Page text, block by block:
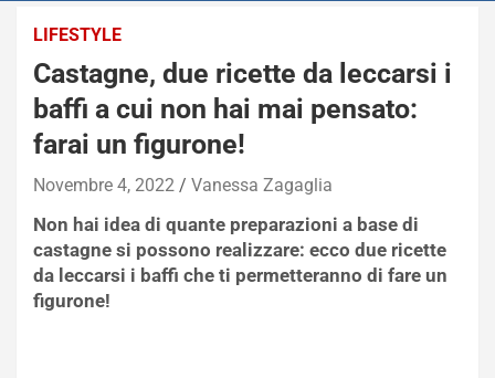
LIFESTYLE
Castagne, due ricette da leccarsi i
baffi a cui non hai mai pensato:
farai un figurone!
Novembre 4, 2022 Vanessa Zagaglia
Non hai idea di quante preparazioni a base di
castagne si possono realizzare: ecco due ricette
da leccarsi i baffi che ti permetteranno di fare un
figurone!